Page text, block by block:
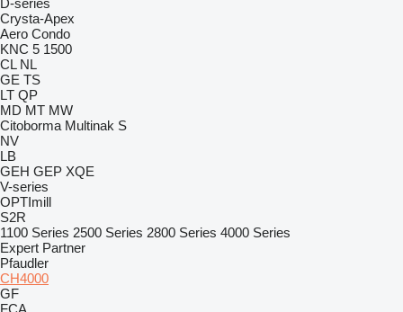
D-series
Crysta-Apex
Aero Condo
KNC 5 1500
CL NL
GE TS
LT QP
MD MT MW
Citoborma Multinak S
NV
LB
GEH GEP XQE
V-series
OPTImill
S2R
1100 Series 2500 Series 2800 Series 4000 Series
Expert Partner
Pfaudler
CH4000
GF
FCA